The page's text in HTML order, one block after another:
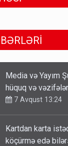
Media və Yayım
hüquq və
7 Avqust 13:24
Kartdan karta
köçürmə edə